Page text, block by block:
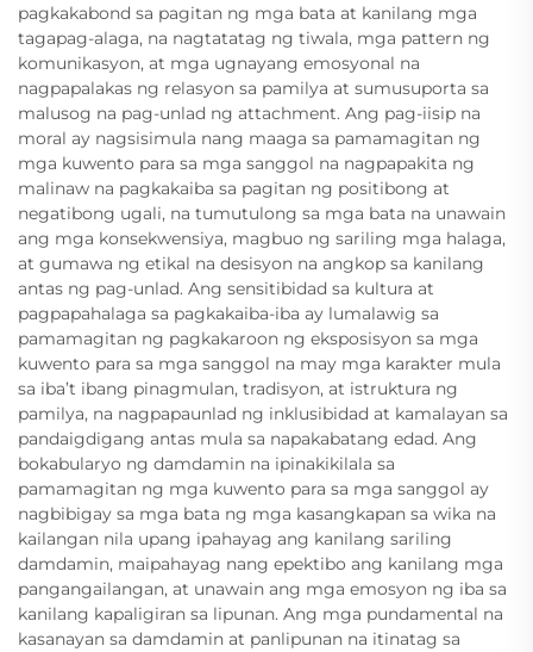
pagkakabond sa pagitan ng mga bata at kanilang mga
tagapag-alaga, na nagtatatag ng tiwala, mga pattern ng
komunikasyon, at mga ugnayang emosyonal na
nagpapalakas ng relasyon sa pamilya at sumusuporta sa
malusog na pag-unlad ng attachment. Ang pag-iisip na
moral ay nagsisimula nang maaga sa pamamagitan ng
mga kuwento para sa mga sanggol na nagpapakita ng
malinaw na pagkakaiba sa pagitan ng positibong at
negatibong ugali, na tumutulong sa mga bata na unawain
ang mga konsekwensiya, magbuo ng sariling mga halaga,
at gumawa ng etikal na desisyon na angkop sa kanilang
antas ng pag-unlad. Ang sensitibidad sa kultura at
pagpapahalaga sa pagkakaiba-iba ay lumalawig sa
pamamagitan ng pagkakaroon ng eksposisyon sa mga
kuwento para sa mga sanggol na may mga karakter mula
sa iba’t ibang pinagmulan, tradisyon, at istruktura ng
pamilya, na nagpapaunlad ng inklusibidad at kamalayan sa
pandaigdigang antas mula sa napakabatang edad. Ang
bokabularyo ng damdamin na ipinakikilala sa
pamamagitan ng mga kuwento para sa mga sanggol ay
nagbibigay sa mga bata ng mga kasangkapan sa wika na
kailangan nila upang ipahayag ang kanilang sariling
damdamin, maipahayag nang epektibo ang kanilang mga
pangangailangan, at unawain ang mga emosyon ng iba sa
kanilang kapaligiran sa lipunan. Ang mga pundamental na
kasanayan sa damdamin at panlipunan na itinatag sa